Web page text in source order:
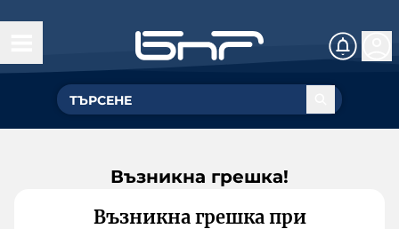
Възникна грешка!
Възникна грешка при